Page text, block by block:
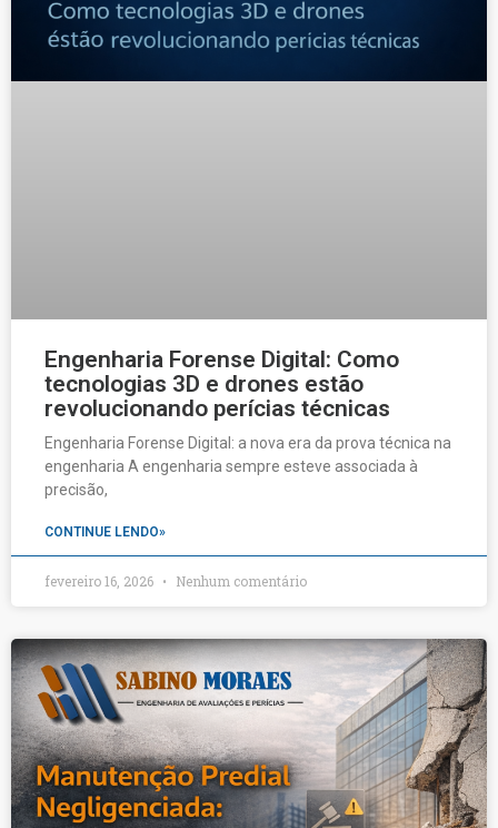
Engenharia Forense Digital: Como
tecnologias 3D e drones estão
revolucionando perícias técnicas
Engenharia Forense Digital: a nova era da prova técnica na
engenharia A engenharia sempre esteve associada à
precisão,
CONTINUE LENDO»
fevereiro 16, 2026 Nenhum comentário